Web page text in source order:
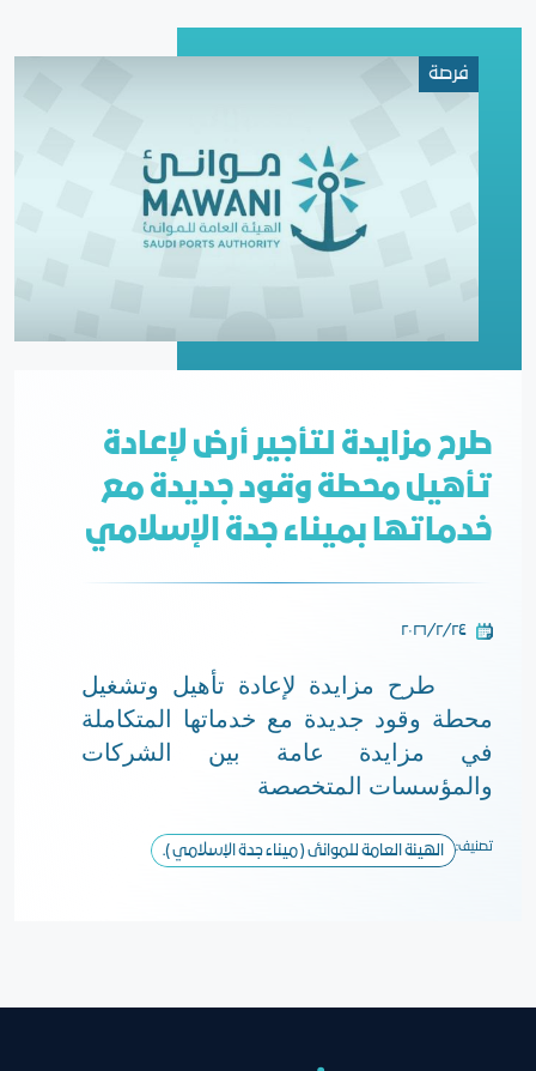
فرصة
طرح مزايدة لتأجير أرض لإعادة
تأهيل محطة وقود جديدة مع
خدماتها بميناء جدة الإسلامي
٢٤‏/٢‏/٢٠٢٦
طرح مزايدة لإعادة تأهيل وتشغيل
محطة وقود جديدة مع خدماتها المتكاملة
في مزايدة عامة بين الشركات
والمؤسسات المتخصصة
تصنيف: الهيئة العامة للموانئ ( ميناء جدة الإسلامي ).